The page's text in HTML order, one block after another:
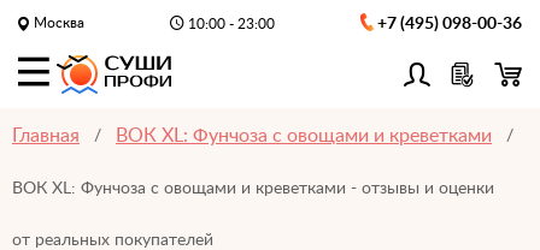
Москва 10:00 - 23:00 +7 (495) 098-00-36
Главная ВОК XL: Фунчоза с овощами и креветками
ВОК XL: Фунчоза с овощами и креветками - отзывы и оценки
от реальных покупателей